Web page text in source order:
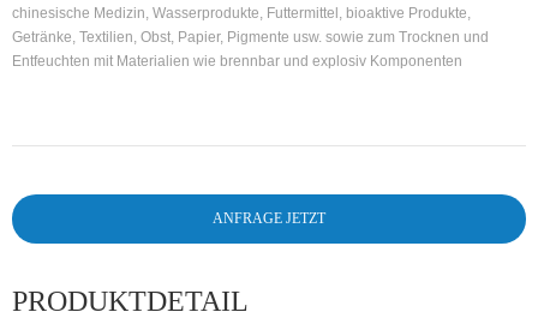
chinesische Medizin, Wasserprodukte, Futtermittel, bioaktive Produkte,
Getränke, Textilien, Obst, Papier, Pigmente usw. sowie zum Trocknen und
Entfeuchten mit Materialien wie brennbar und explosiv Komponenten
ANFRAGE JETZT
PRODUKTDETAIL